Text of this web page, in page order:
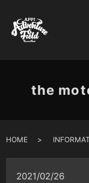
the
HOME
2021/02/26